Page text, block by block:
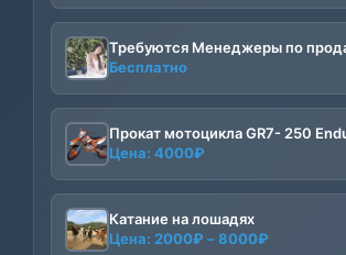
Требуются Менеджеры по
Бесплатно
Прокат мотоцикла GR7- 250
Цена: 4000₽
Катание на лошадях
Цена: 2000₽ –8000₽